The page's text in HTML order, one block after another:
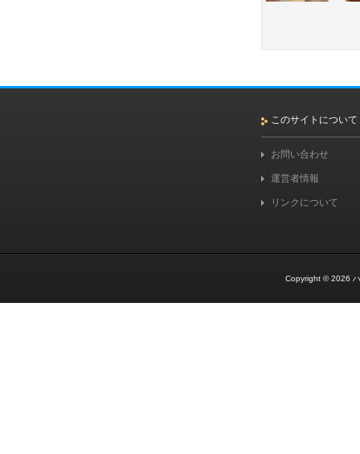
このサイトについて
お問い合わせ
運営者情報
リンクについて
Copyright © 2026